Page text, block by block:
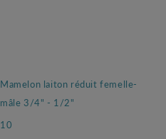
Mamelon laiton réduit femelle-
mâle 3/4" - 1/2"
10